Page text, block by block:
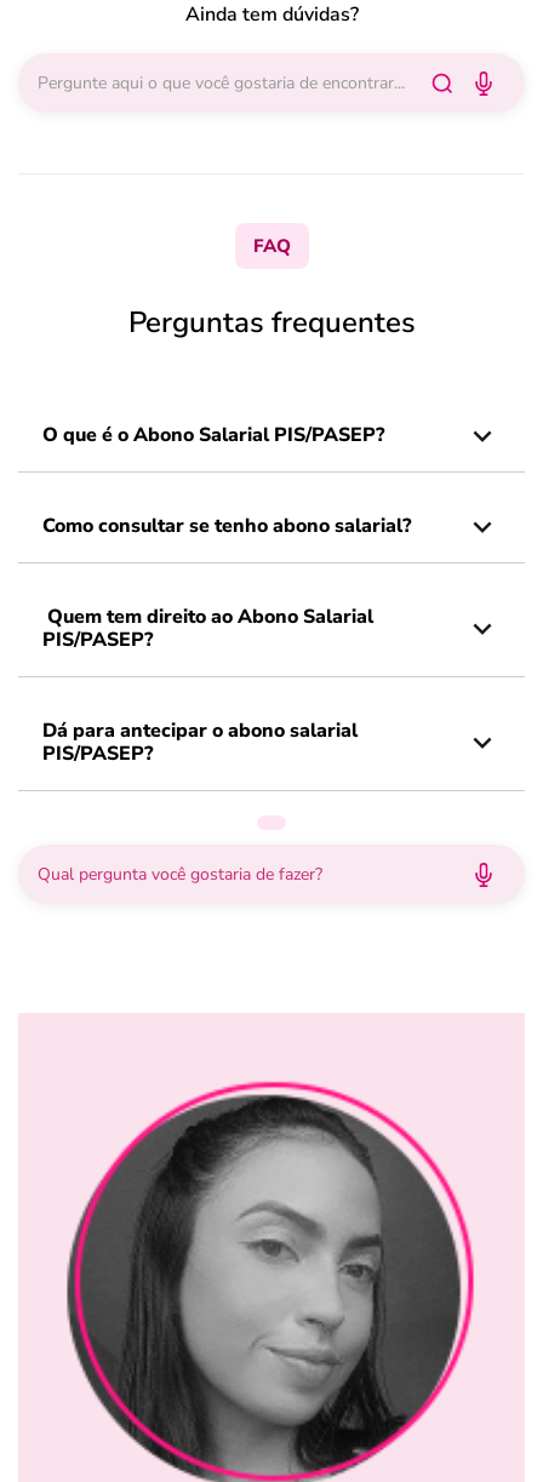
Ainda tem dúvidas?
FAQ
Perguntas frequentes
O que é o Abono Salarial PIS/PASEP?
Como consultar se tenho abono salarial?
Quem tem direito ao Abono Salarial
PIS/PASEP?
Dá para antecipar o abono salarial
PIS/PASEP?